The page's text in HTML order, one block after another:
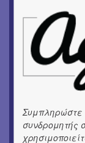
OUTDΟORS
ANILIO PARK
ΘΕΑΤΡΟ / ΧΟΡΟΣ
«ΑΗ ΛΑΟΣ» |
ΕΙΚΑΣΤΙΚΑ
Ομαδική
Συμπληρώστε
συνδρομητής